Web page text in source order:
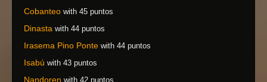
Cobanteo with 45 puntos
Dinasta with 44 puntos
Irasema Pino Ponte with 44 puntos
Isabú with 43 puntos
Nandoren with 42 puntos